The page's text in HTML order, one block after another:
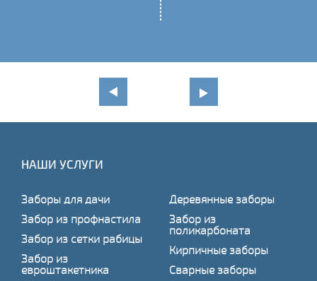
НАШИ УСЛУГИ
Заборы для дачи
Забор из профнастила
Забор из сетки рабицы
Забор из
евроштакетника
Деревянные заборы
Забор из
поликарбоната
Кирпичные заборы
Сварные заборы